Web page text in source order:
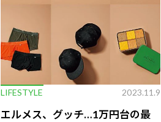
LIFESTYLE 2023.11.9
エルメス、グッチ…1万円台の最